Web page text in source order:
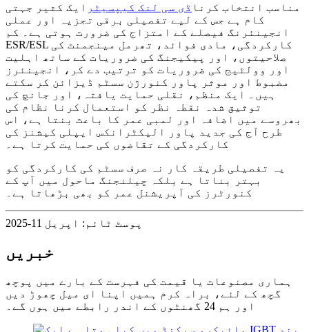
مناسب انتخاب کرنا ڈی سی لنک کیپسیٹر ایک کثیر جہتی
کام ہے جس کے لیے تفصیلی برقی تجزیہ اور عملی
انجینئرنگ فیصلے کے امتزاج کی ضرورت ہوتی ہے۔ کم
ESR/ESL کارکردگی، مادی فوائد، تھرمل مینجمنٹ کی
صلاحیتوں، اور پیکیجنگ کی ضروریات کے ساتھ اہلیت
اور وولٹیج کی ضروریات کو ترتیب دے کر، انجینئرز
مضبوط اور موثر پاور کنورژن سسٹم ڈیزائن کر سکتے
ہیں۔ ایک منظم، نقلی حمایت یافتہ، اور جانچ کی
توثیق شدہ نقطہ نظر کو استعمال کرنا نظام کی
بھروسے میں اضافہ اور لمبی عمر کا باعث بنتا ہے، اس
طرح آج کی جدید پاور الیکٹرانکس ایپلی کیشنز کی
کارکردگی کے تقاضوں کی حمایت کرتا ہے۔
یہ تفصیلی طریقہ کار نہ صرف سسٹم کی کارکردگی کو
بہتر بناتا ہے بلکہ چیلنجنگ ماحول میں آپ کے
کنورٹرز کی آپریشنل عمر کو بھی بڑھاتا ہے۔
پوسٹ ٹائم: اپریل 11-2025
خبریں
ہماری مصنوعات یا قیمت کی فہرست کے بارے میں پوچھ
گچھ کے لئے، براہ کرم ہمیں اپنا ای میل چھوڑ دیں
اور ہم 24 گھنٹوں کے اندر رابطے میں ہوں گے۔